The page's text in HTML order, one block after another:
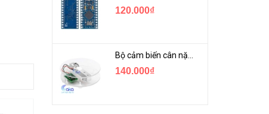
120.000₫
Bộ cảm biến cân nặng loadcell 1KG khung mica
140.000₫